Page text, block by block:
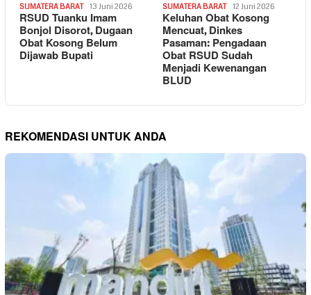
SUMATERA BARAT 13 Juni 2026
RSUD Tuanku Imam
Bonjol Disorot, Dugaan
Obat Kosong Belum
Dijawab Bupati
SUMATERA BARAT 12 Juni 2026
Keluhan Obat Kosong
Mencuat, Dinkes
Pasaman: Pengadaan
Obat RSUD Sudah
Menjadi Kewenangan
BLUD
REKOMENDASI UNTUK ANDA